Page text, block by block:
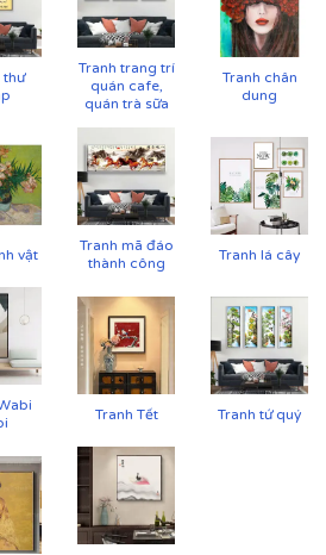
chất liệu canvas công nghệ in
thư
Tranh trang trí
quán cafe,
quán trà sữa
Tranh chân
dung
vật
Tranh mã đáo
thành công
Tranh lá cây
Tranh Tết Tranh tứ quý